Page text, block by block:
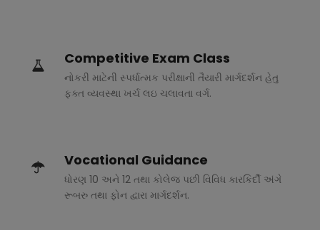
Competitive Exam Class
નોકરી માટેની સ્પર્ધાત્મક પરીક્ષાની તૈયારી માર્ગદર્શન હેતુ
ફક્ત વ્યવસ્થા ખર્ચ લઇ ચલાવતા વર્ગ.
Vocational Guidance
ધોરણ 10 અને 12 તથા કોલેજ પછી વિવિધ કારકિર્દી અંગે
રૂબરુ તથા ફોન દ્વારા માર્ગદર્શન.